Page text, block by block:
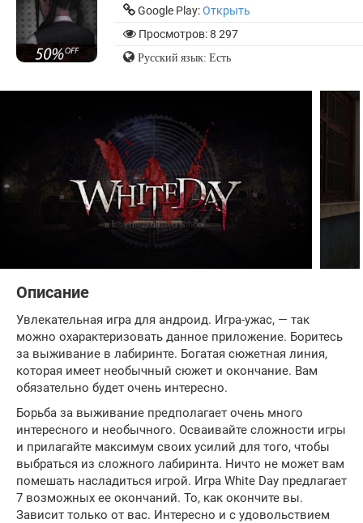
Google Play:Открыть
Просмотров: 8 297
Русский язык: Есть
Описание
Увлекательная игра для андроид. Игра-ужас, — так
можно охарактеризовать данное приложение. Боритесь
за выживание в лабиринте. Богатая сюжетная линия,
которая имеет необычный сюжет и окончание. Вам
обязательно будет очень интересно.
Борьба за выживание предполагает очень много
интересного и необычного. Осваивайте сложности игры
и прилагайте максимум своих усилий для того, чтобы
выбраться из сложного лабиринта. Ничто не может вам
помешать насладиться игрой. Игра White Day предлагает
7 возможных ее окончаний. То, как окончите вы.
Зависит только от вас. Интересно и с удовольствием